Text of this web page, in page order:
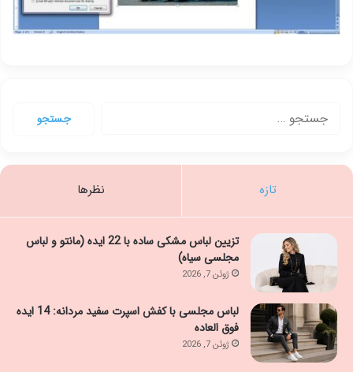
تازه نظرها
تزیین لباس مشکی ساده با 22 ایده (مانتو و لباس
مجلسی سیاه)
ژوئن 7, 2026
لباس مجلسی با کفش اسپرت سفید مردانه: 14 ایده
فوق العاده
ژوئن 7, 2026